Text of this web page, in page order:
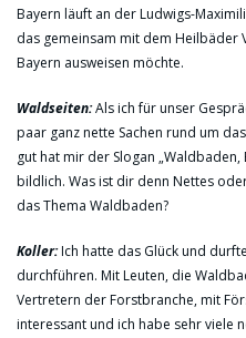
Bayern läuft an der Ludwigs-
das gemeinsam mit dem Heilbäder
Bayern ausweisen möchte.
Waldseiten:Als ich für unser
paar ganz nette Sachen rund um
gut hat mir der Slogan
bildlich. Was ist dir denn Nettes
das Thema Waldbaden?
Koller:Ich hatte das Glück und
durchführen. Mit Leuten, die
Vertretern der Forstbranche, mit
interessant und ich habe sehr viele